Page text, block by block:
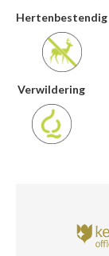
Hertenbestendig
Verwildering